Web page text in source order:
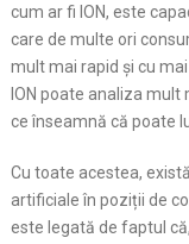
cum ar fi ION, este
care de multe ori
mult mai rapid și cu
ION poate analiza
ce înseamnă că poate
Cu toate acestea,
artificiale în poziții de
este legată de faptul